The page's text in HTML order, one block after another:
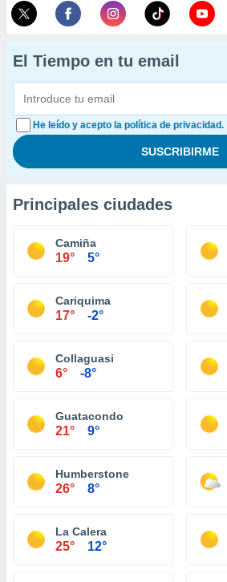
El Tiempo en tu email
He leído y acepto la política de privacidad.
Principales ciudades
Camiña
19° 5°
Cariquima
17° -2°
Collaguasi
6° -8°
Guatacondo
21° 9°
Humberstone
26° 8°
La Calera
25° 12°